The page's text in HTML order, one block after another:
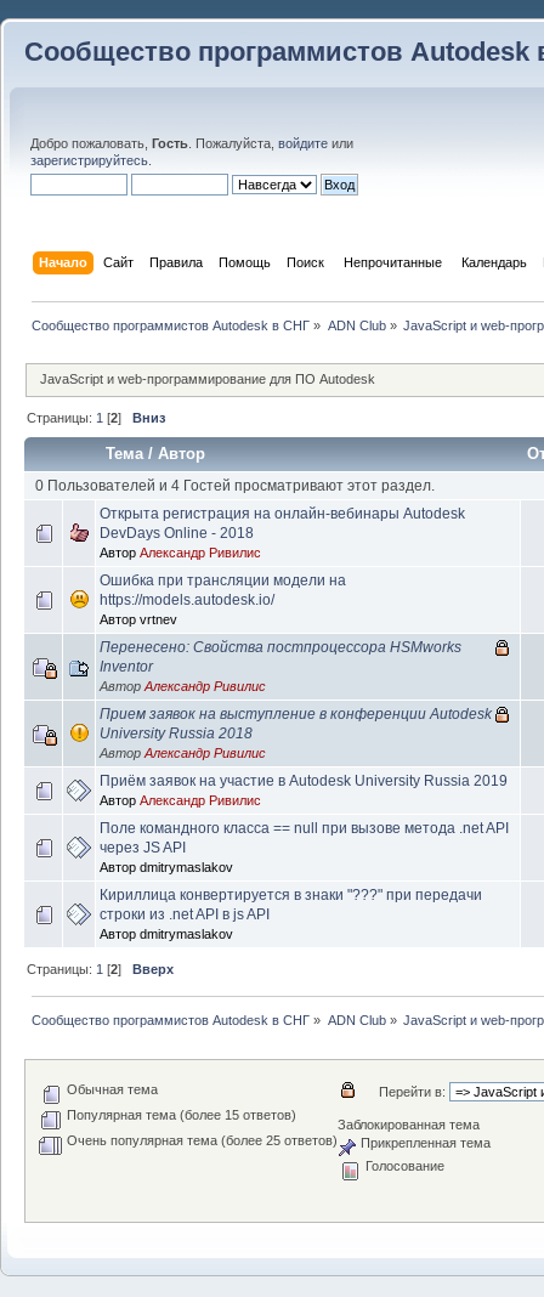
Сообщество программистов Autodesk
Добро пожаловать, Гость . Пожалуйста, войдите или
зарегистрируйтесь
Начало Сайт Правила Помощь Поиск Непрочитанные Календарь
Сообщество программистов Autodesk в СНГ » ADN Club» JavaScript и web-
JavaScript и web-программирование для ПО Autodesk
Страницы: 1 [2]Вниз
Тема /Автор
0 Пользователей и 4 Гостей просматривают этот раздел.
Открыта регистрация на онлайн-вебинары Autodesk
DevDays Online - 2018
Автор Александр Ривилис
Ошибка при трансляции модели на
https://models.autodesk.io/
Автор vrtnev
Перенесено: Cвойства постпроцессора HSMworks
Inventor
Автор Александр Ривилис
Прием заявок на выступление в конференции Autodesk
University Russia 2018
Автор Александр Ривилис
Приём заявок на участие в Autodesk University Russia 2019
Автор Александр Ривилис
Поле командного класса == null при вызове метода .net API
через JS API
Автор dmitrymaslakov
Кириллица конвертируется в знаки "???" при передачи
строки из .net API в js API
Автор dmitrymaslakov
Страницы: 1 [2]Вверх
Сообщество программистов Autodesk в СНГ » ADN Club» JavaScript и web-
Перейти в:
Обычная тема
Популярная тема (более 15 ответов)
Очень популярная тема (более 25 ответов)
Заблокированная тема
Прикрепленная тема
Голосование